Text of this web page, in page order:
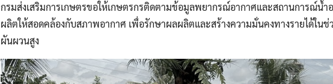
กรมส่งเสริมการเกษตรขอให้เกษตรกรติดตามข้อมูลพยากรณ์อากาศและสถานการณ์น้ำ
ผลิตให้สอดคล้องกับสภาพอากาศ เพื่อรักษาผลผลิตและสร้างความมั่นคงทางรายได้ใน
ผันผวนสูง